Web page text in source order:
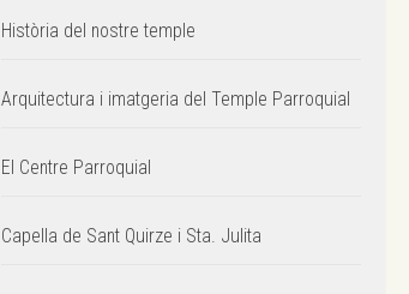
Història del nostre temple
Arquitectura i imatgeria del Temple Parroquial
El Centre Parroquial
Capella de Sant Quirze i Sta. Julita